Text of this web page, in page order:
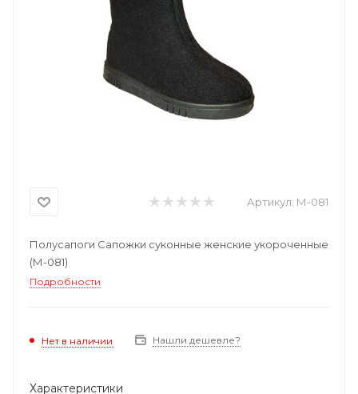
Артикул: М-081
Полусапоги Сапожки суконные женские укороченные
(М-081)
Подробности
Нет в наличии Нашли дешевле?
Характеристики